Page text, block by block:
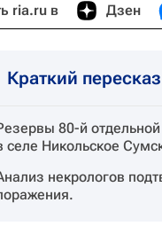
ria.ru в Дзен
Краткий
80-й
селе Никольское
некрологов